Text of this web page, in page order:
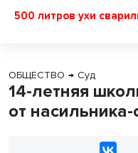
500 литров ухи
ОБЩЕСТВО → Суд
14-летняя
от